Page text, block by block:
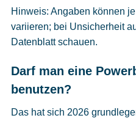
Hinweis: Angaben können
variieren; bei Unsicherheit
Datenblatt schauen.
Darf man eine
benutzen?
Das hat sich 2026